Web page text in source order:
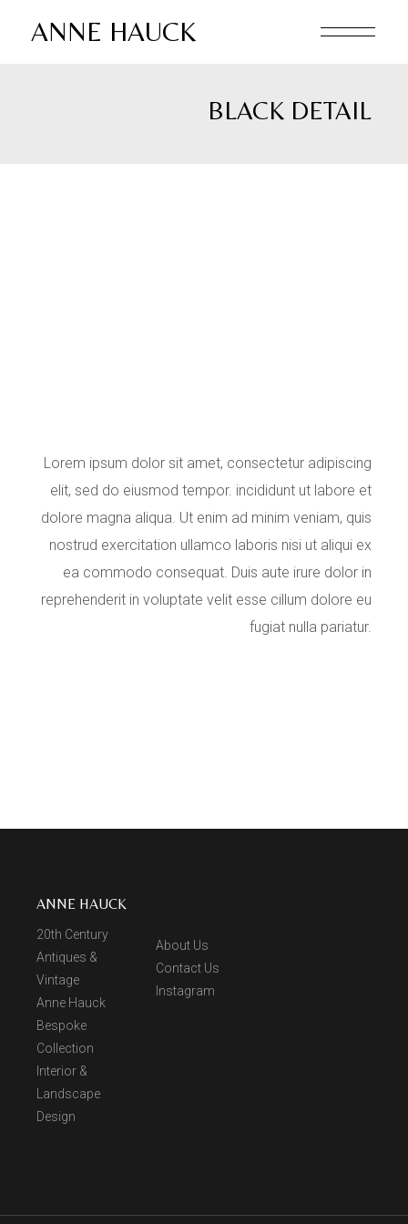
ANNE HAUCK
BLACK DETAIL
Lorem ipsum dolor sit amet, consectetur adipiscing
elit, sed do eiusmod tempor. incididunt ut labore et
dolore magna aliqua. Ut enim ad minim veniam, quis
nostrud exercitation ullamco laboris nisi ut aliqui ex
ea commodo consequat. Duis aute irure dolor in
reprehenderit in voluptate velit esse cillum dolore eu
fugiat nulla pariatur.
ANNE HAUCK
20th Century
Antiques &
Vintage
Anne Hauck
Bespoke
Collection
Interior &
Landscape
Design
About Us
Contact Us
Instagram